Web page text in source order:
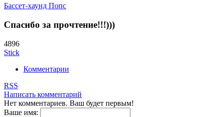
Бассет-хаунд Попс
Спасибо за прочтение!!!)))
4896
Stick
Комментарии
RSS
Написать комментарий
Нет комментариев. Ваш будет первым!
Ваше имя: